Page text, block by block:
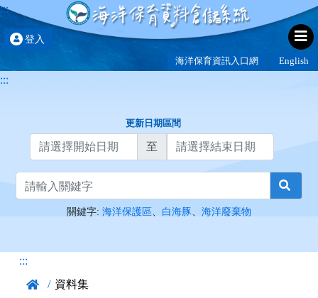
跳到主要內容
::: 海洋保育資料倉儲系統
:::
更新日期區間
至
關鍵字: 海洋保護區 白海豚 海洋廢棄物
:::
/ 資料集